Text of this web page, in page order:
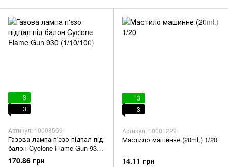
3
3
Артикул: 10008569
Газова лампа п'єзо-підпал під
балон Cyclone Flame Gun 930
(1/10/100)
170.86 грн
3
3
Артикул: 10001229
Мастило машинне (20ml.) 1/20
14.11 грн